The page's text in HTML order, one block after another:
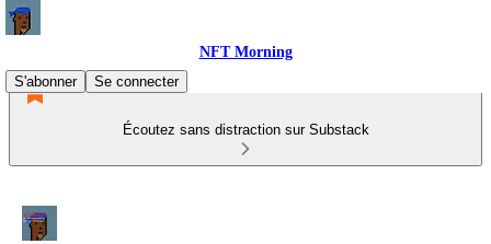
NFT Morning
S'abonner
Se connecter
Écoutez sans distraction sur Substack